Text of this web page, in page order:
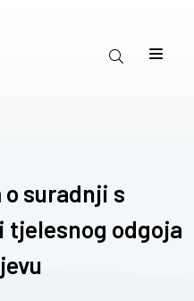
suradnji s
tjelesnog odgoja